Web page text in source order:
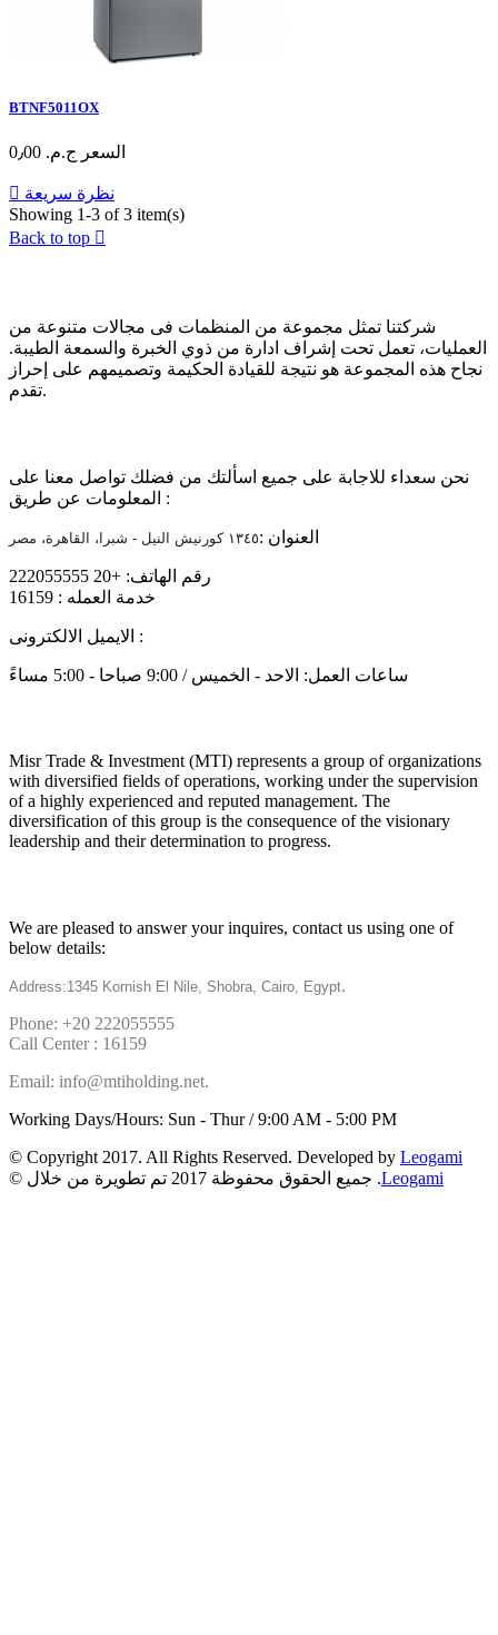
BTNF5011OX
السعر ج.م.‏ 0٫00
 نظرة سريعة
Showing 1-3 of 3 item(s)
Back to top 
شركتنا تمثل مجموعة من المنظمات فى مجالات متنوعة من
العمليات، تعمل تحت إشراف ادارة من ذوي الخبرة والسمعة الطيبة.
نجاح هذه المجموعة هو نتيجة للقيادة الحكيمة وتصميمهم على إحراز
تقدم.
نحن سعداء للاجابة على جميع اسألتك من فضلك تواصل معنا على
المعلومات عن طريق :
العنوان :١٣٤٥ كورنيش النيل - شبرا، القاهرة، مصر
رقم الهاتف: +20 222055555
خدمة العمله : 16159
الايميل الالكترونى :
ساعات العمل: الاحد - الخميس / 9:00 صباحا - 5:00 مساءً
Misr Trade & Investment (MTI) represents a group of organizations
with diversified fields of operations, working under the supervision
of a highly experienced and reputed management. The
diversification of this group is the consequence of the visionary
leadership and their determination to progress.
We are pleased to answer your inquires, contact us using one of
below details:
Address:1345 Kornish El Nile, Shobra, Cairo, Egypt.
Phone: +20 222055555
Call Center : 16159
Email: info@mtiholding.net.
Working Days/Hours: Sun - Thur / 9:00 AM - 5:00 PM
© Copyright 2017. All Rights Reserved. Developed by Leogami
© جميع الحقوق محفوظة 2017 تم تطويرة من خلال .Leogami